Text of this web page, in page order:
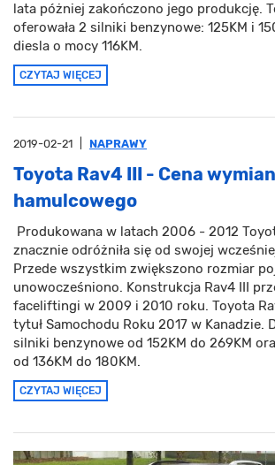
lata póżniej zakończono jego produkcję.
oferowała 2 silniki benzynowe: 125KM i
diesla o mocy 116KM.
CZYTAJ WIĘCEJ
2019-02-21 NAPRAWY
Toyota Rav4 III - Cena
hamulcowego
Produkowana w latach 2006 - 2012
znacznie odróżniła się od swojej
Przede wszystkim zwiększono rozmiar
unowocześniono. Konstrukcja Rav4 III
faceliftingi w 2009 i 2010 roku. Toyota
tytuł Samochodu Roku 2017 w Kanadzie.
silniki benzynowe od 152KM do 269KM
od 136KM do 180KM.
CZYTAJ WIĘCEJ